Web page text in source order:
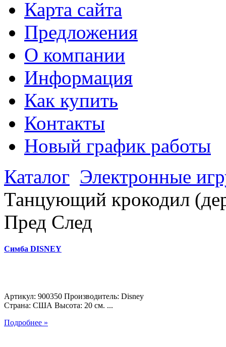
Карта сайта
Предложения
О компании
Информация
Как купить
Контакты
Новый график работы
Каталог Электронные
Танцующий крокодил
Пред След
Симба DISNEY
Артикул: 900350 Производитель: Disney
Страна: США Высота: 20 см. ...
Подробнее »